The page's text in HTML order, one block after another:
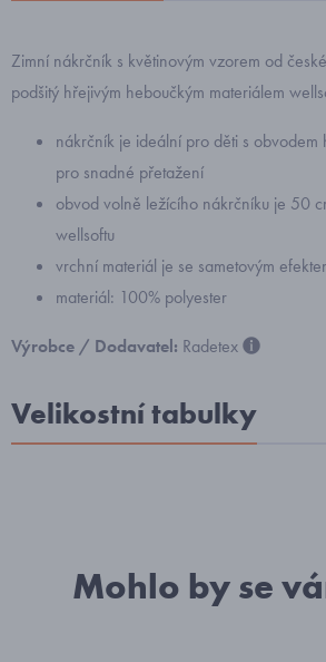
Zimní nákrčník s květinovým vzorem od
podšitý hřejivým heboučkým materiálem
nákrčník je ideální pro děti s
pro snadné přetažení
obvod volně ležícího nákrčníku je 50
wellsoftu
vrchní materiál je se sametovým
materiál: 100% polyester
Výrobce / Dodavatel: Radetex
Velikostní tabulky
Mohlo by se